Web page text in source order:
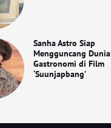
Sanha Astro Siap
Mengguncang Dunia
Gastronomi di Film
‘Suunjapbang’